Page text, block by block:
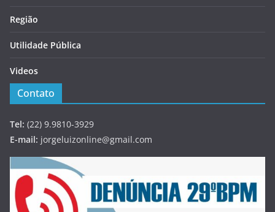
Região
Utilidade Pública
Videos
Contato
Tel: (22) 9.9810-3929
E-mail: jorgeluizonline@gmail.com